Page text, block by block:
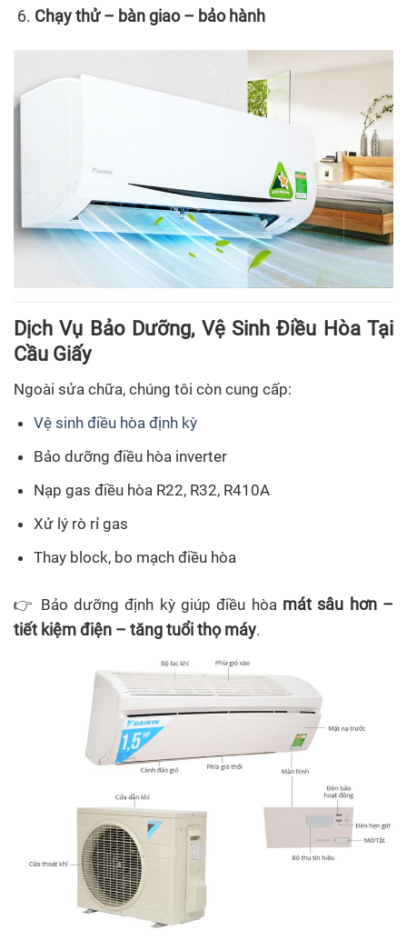
Chạy thử – bàn giao – bảo hành
Dịch Vụ Bảo Dưỡng, Vệ Sinh Điều Hòa Tại
Cầu Giấy
Ngoài sửa chữa, chúng tôi còn cung cấp:
Vệ sinh điều hòa định kỳ
Bảo dưỡng điều hòa inverter
Nạp gas điều hòa R22, R32, R410A
Xử lý rò rỉ gas
Thay block, bo mạch điều hòa
👉 Bảo dưỡng định kỳ giúp điều hòa mát sâu hơn –
tiết kiệm điện – tăng tuổi thọ máy.